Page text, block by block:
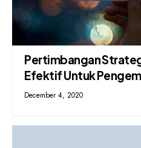
Pertimbangan
Efektif Untuk
December 4, 2020